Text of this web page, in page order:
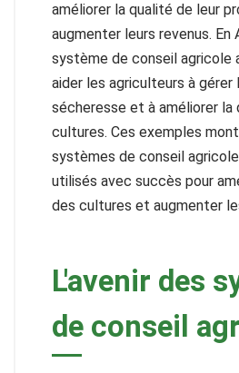
améliorer la qualité de leur
augmenter leurs revenus. En
système de conseil agricole
aider les agriculteurs à
sécheresse et à améliorer la
cultures. Ces exemples
systèmes de conseil
utilisés avec succès pour
des cultures et augmenter
L'avenir des
de conseil